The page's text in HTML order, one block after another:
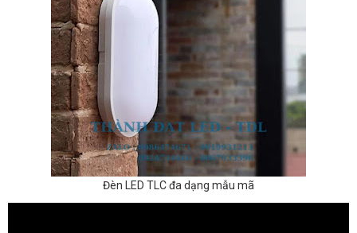
Đèn LED TLC đa dạng mẫu mã